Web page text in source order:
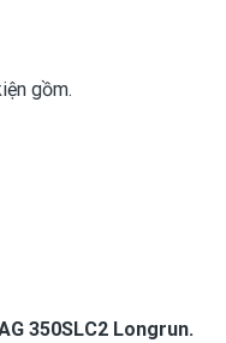
gồm.
350SLC2 Longrun.